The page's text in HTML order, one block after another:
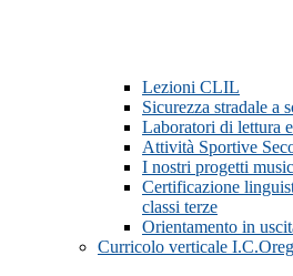
Lezioni CLIL
Sicurezza stradale a
Laboratori di lettura
Attività Sportive
I nostri progetti
Certificazione
classi terze
Orientamento in
Curricolo verticale